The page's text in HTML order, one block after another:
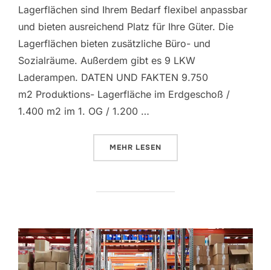
Lagerflächen sind Ihrem Bedarf flexibel anpassbar
und bieten ausreichend Platz für Ihre Güter. Die
Lagerflächen bieten zusätzliche Büro- und
Sozialräume. Außerdem gibt es 9 LKW
Laderampen. DATEN UND FAKTEN 9.750
m2 Produktions- Lagerfläche im Erdgeschoß /
1.400 m2 im 1. OG / 1.200 …
MEHR ÜBER „PRODUKTION“
LESEN